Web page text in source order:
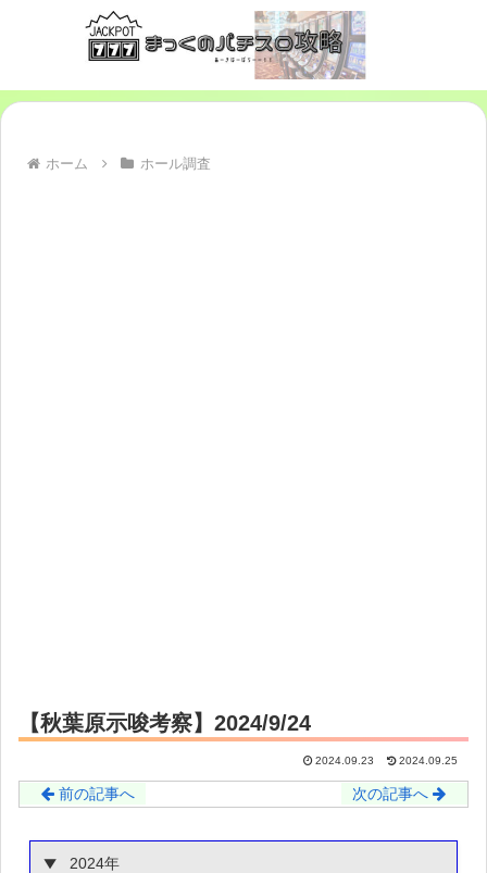
ホーム ホール調査
【秋葉原示唆考察】2024/9/24
2024.09.23 2024.09.25
前の記事へ 次の記事へ
2024年